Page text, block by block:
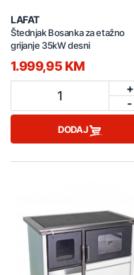
LAFAT
Štednjak Bosanka za etažno
grijanje 35kW desni
1.999,95 KM
1
+
-
DODAJ